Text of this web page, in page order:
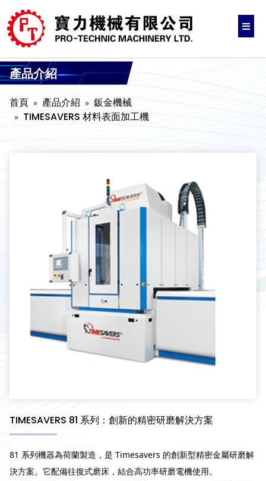
產品介紹
首頁 產品介紹
鈑金機械
TIMESAVERS 材料表面加工機
TIMESAVERS 81 系列：創新的精密研磨解決方案
81 系列機器為荷蘭製造，是 Timesavers 的創新型精密金屬研磨解
決方案。它配備往復式磨床，結合高功率研磨電機使用。